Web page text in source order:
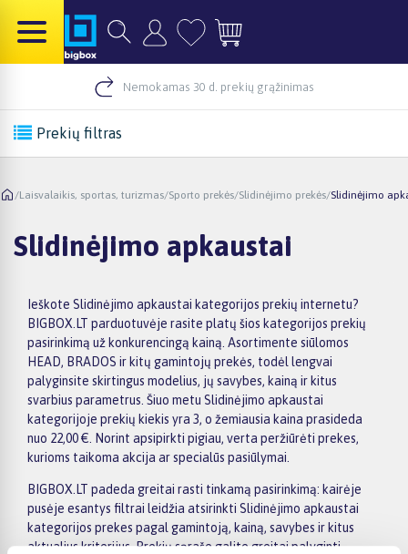
Nemokamas 30 d. prekių grąžinimas
Prekių filtras
/Laisvalaikis, sportas, turizmas/Sporto prekės/Slidinėjimo prekės/Slidinėjimo
Slidinėjimo apkaustai
Ieškote Slidinėjimo apkaustai kategorijos prekių internetu?
BIGBOX.LT parduotuvėje rasite platų šios kategorijos prekių
pasirinkimą už konkurencingą kainą. Asortimente siūlomos
HEAD, BRADOS ir kitų gamintojų prekės, todėl lengvai
palyginsite skirtingus modelius, jų savybes, kainą ir kitus
svarbius parametrus. Šiuo metu Slidinėjimo apkaustai
kategorijoje prekių kiekis yra 3, o žemiausia kaina prasideda
nuo 22,00 €. Norint apsipirkti pigiau, verta peržiūrėti prekes,
kurioms taikoma akcija ar specialūs pasiūlymai.
BIGBOX.LT padeda greitai rasti tinkamą pasirinkimą: kairėje
pusėje esantys filtrai leidžia atsirinkti Slidinėjimo apkaustai
kategorijos prekes pagal gamintoją, kainą, savybes ir kitus
aktualius kriterijus. Prekių sąraše galite greitai palyginti